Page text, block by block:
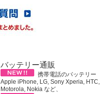
バッテリー通販
携帯電話のバッテリー
Apple iPhone, LG, Sony Xperia, HTC,
Motorola, Nokia など、